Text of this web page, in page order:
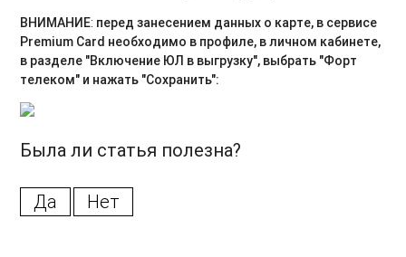
ВНИМАНИЕ: перед занесением данных о карте, в сервисе
Premium Card необходимо в профиле, в личном кабинете,
в разделе "Включение ЮЛ в выгрузку", выбрать "Форт
телеком" и нажать "Сохранить":
Была ли статья полезна?
Да Нет